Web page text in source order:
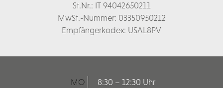
St.Nr.: IT 94042650211
MwSt.-Nummer: 03350950212
Empfängerkodex: USAL8PV
MO
8:30 – 12:30 Uhr